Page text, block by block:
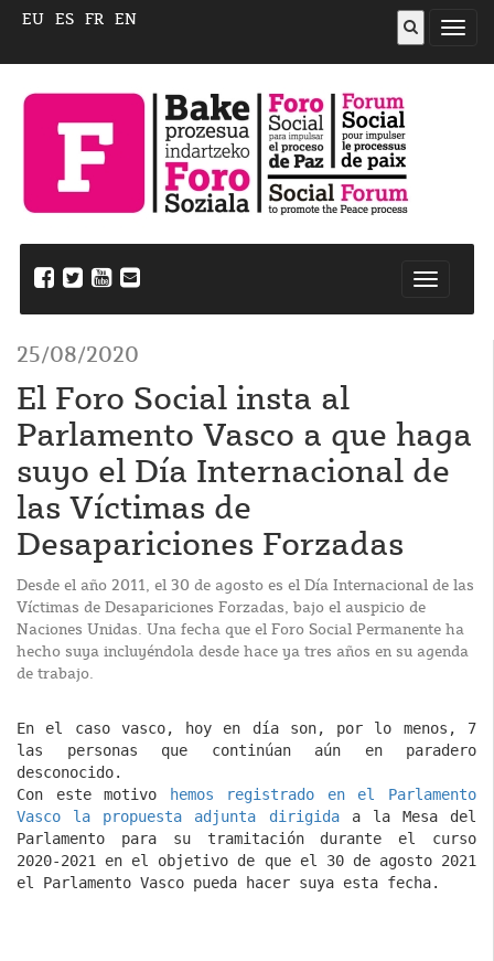
Abrir
EU ES FR EN
25/08/2020
El Foro Social insta al
Parlamento Vasco a que haga
suyo el Día Internacional de
las Víctimas de
Desapariciones Forzadas
Desde el año 2011, el 30 de agosto es el Día Internacional de las
Víctimas de Desapariciones Forzadas, bajo el auspicio de
Naciones Unidas. Una fecha que el Foro Social Permanente ha
hecho suya incluyéndola desde hace ya tres años en su agenda
de trabajo.
En el caso vasco, hoy en día son, por lo menos, 7
las personas que continúan aún en paradero
desconocido.
Con este motivo
hemos registrado en el Parlamento
Vasco la propuesta adjunta dirigidaa la Mesa del
Parlamento para su tramitación durante el curso
2020-2021 en el objetivo de que el 30 de agosto 2021
el Parlamento Vasco pueda hacer suya esta fecha.